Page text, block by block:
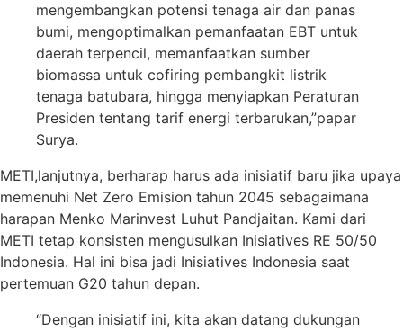
mengembangkan potensi tenaga air dan panas
bumi, mengoptimalkan pemanfaatan EBT untuk
daerah terpencil, memanfaatkan sumber
biomassa untuk cofiring pembangkit listrik
tenaga batubara, hingga menyiapkan Peraturan
Presiden tentang tarif energi terbarukan,”papar
Surya.
METI,lanjutnya, berharap harus ada inisiatif baru jika upaya
memenuhi Net Zero Emision tahun 2045 sebagaimana
harapan Menko Marinvest Luhut Pandjaitan. Kami dari
METI tetap konsisten mengusulkan Inisiatives RE 50/50
Indonesia. Hal ini bisa jadi Inisiatives Indonesia saat
pertemuan G20 tahun depan.
“Dengan inisiatif ini, kita akan datang dukungan